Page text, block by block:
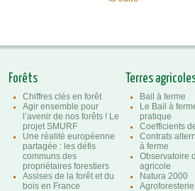
Forêts
Chiffres clés en forêt
Agir ensemble pour
l’avenir de nos forêts ! Le
projet SMURF
Une réalité européenne
partagée : les défis
communs des
propriétaires forestiers
Assises de la forêt et du
bois en France
Terres
Bail à ferme
Le Bail à
pratique
Coefficients
Contrats
à ferme
Observatoire
agricole
Natura 2000